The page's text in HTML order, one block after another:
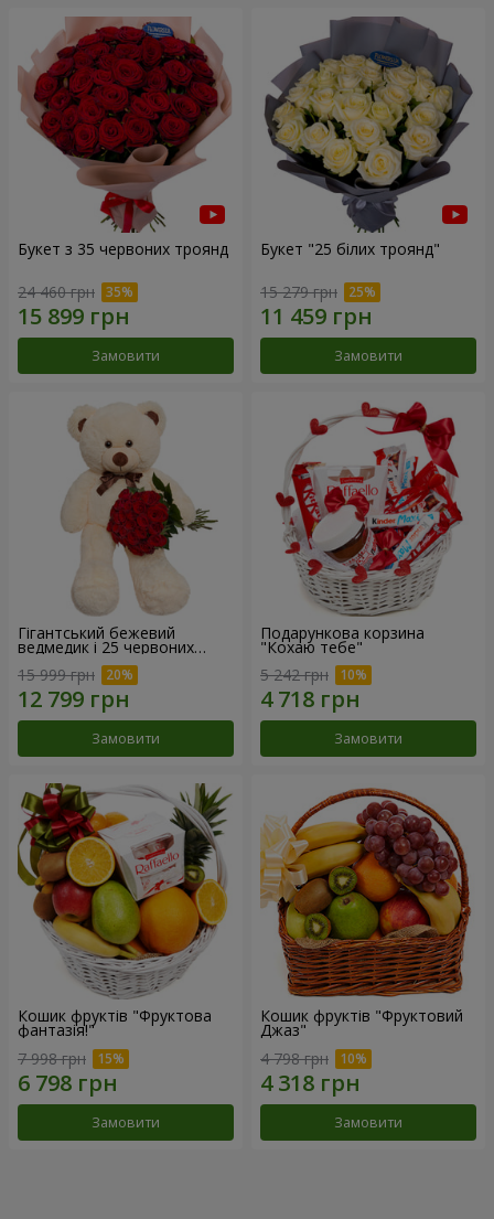
Букет з 35 червоних троянд
24 460 грн
Замовити
Букет "25 білих троянд"
15 279 грн
Замовити
Гігантський бежевий
ведмедик і 25 червоних
троянд
15 999 грн
Замовити
Подарункова корзина
"Кохаю тебе"
5 242 грн
Замовити
Кошик фруктів "Фруктова
фантазія!"
7 998 грн
Замовити
Кошик фруктів "Фруктовий
Джаз"
4 798 грн
Замовити